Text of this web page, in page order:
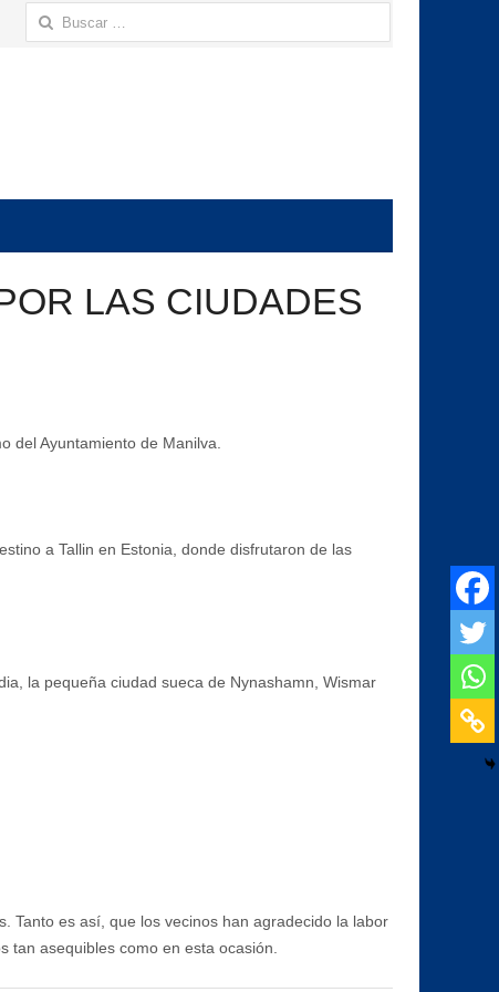
Buscar:
LAS CIUDADES
del Ayuntamiento de Manilva.
a Tallin en Estonia, donde disfrutaron de las
la pequeña ciudad sueca de Nynashamn, Wismar
Tanto es así, que los vecinos han agradecido la labor
asequibles como en esta ocasión.